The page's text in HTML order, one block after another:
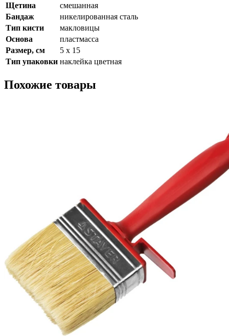
Щетина
смешанная
Бандаж
никелированная сталь
Тип кисти
макловицы
Основа
пластмасса
Размер, см
5 х 15
Тип упаковки наклейка цветная
Похожие товары